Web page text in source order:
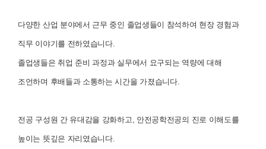
다양한 산업 분야에서 근무 중인 졸업생들이 참석하여 현장 경험과
직무 이야기를 전하였습니다.
졸업생들은 취업 준비 과정과 실무에서 요구되는 역량에 대해
조언하며 후배들과 소통하는 시간을 가졌습니다.
전공 구성원 간 유대감을 강화하고, 안전공학전공의 진로 이해도를
높이는 뜻깊은 자리였습니다.